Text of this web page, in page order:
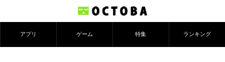
アプリ ゲーム 特集 ランキング